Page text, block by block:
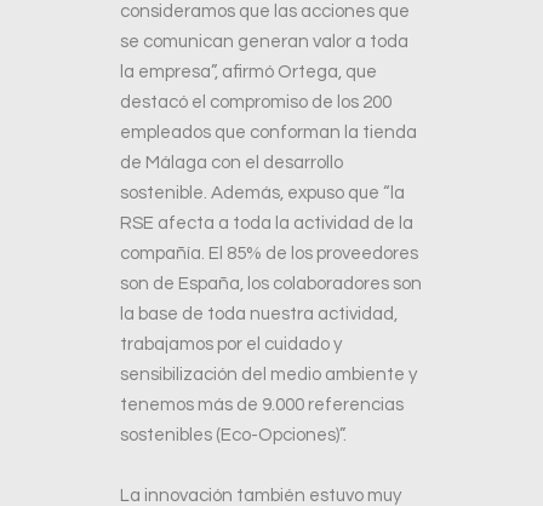
consideramos que las acciones que
se comunican generan valor a toda
la empresa”, afirmó Ortega, que
destacó el compromiso de los 200
empleados que conforman la tienda
de Málaga con el desarrollo
sostenible. Además, expuso que “la
RSE afecta a toda la actividad de la
compañía. El 85% de los proveedores
son de España, los colaboradores son
la base de toda nuestra actividad,
trabajamos por el cuidado y
sensibilización del medio ambiente y
tenemos más de 9.000 referencias
sostenibles (Eco-Opciones)”.
La innovación también estuvo muy